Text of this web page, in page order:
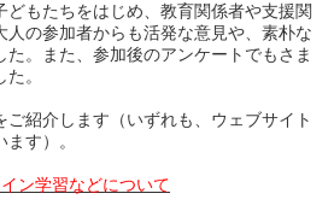
どもたちをはじめ、教育関係者や支援関
人の参加者からも活発な意見や、素朴な
た。また、参加後のアンケートでもさま
。
ご紹介します（いずれも、ウェブサイト
す）。
ン学習などについて